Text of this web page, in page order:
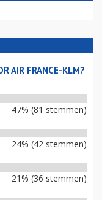
AIR FRANCE-KLM?
47% (81 stemmen)
24% (42 stemmen)
21% (36 stemmen)